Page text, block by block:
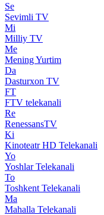
Se
Sevimli TV
Mi
Milliy TV
Me
Mening Yurtim
Da
Dasturxon TV
FT
FTV telekanali
Re
RenessansTV
Ki
Kinoteatr HD Telekanali
Yo
Yoshlar Telekanali
To
Toshkent Telekanali
Ma
Mahalla Telekanali